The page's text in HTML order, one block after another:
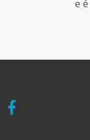
e